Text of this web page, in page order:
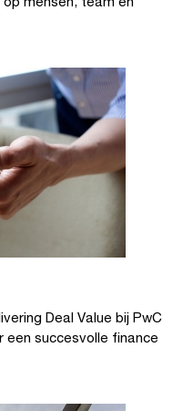
Deal Value bij PwC
een succesvolle finance